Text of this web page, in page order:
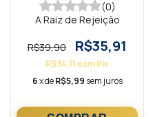
(0)
A Raiz de Rejeição
R$39,90 R$35,91
R$34,11 comPix
6x deR$5,99 sem juros